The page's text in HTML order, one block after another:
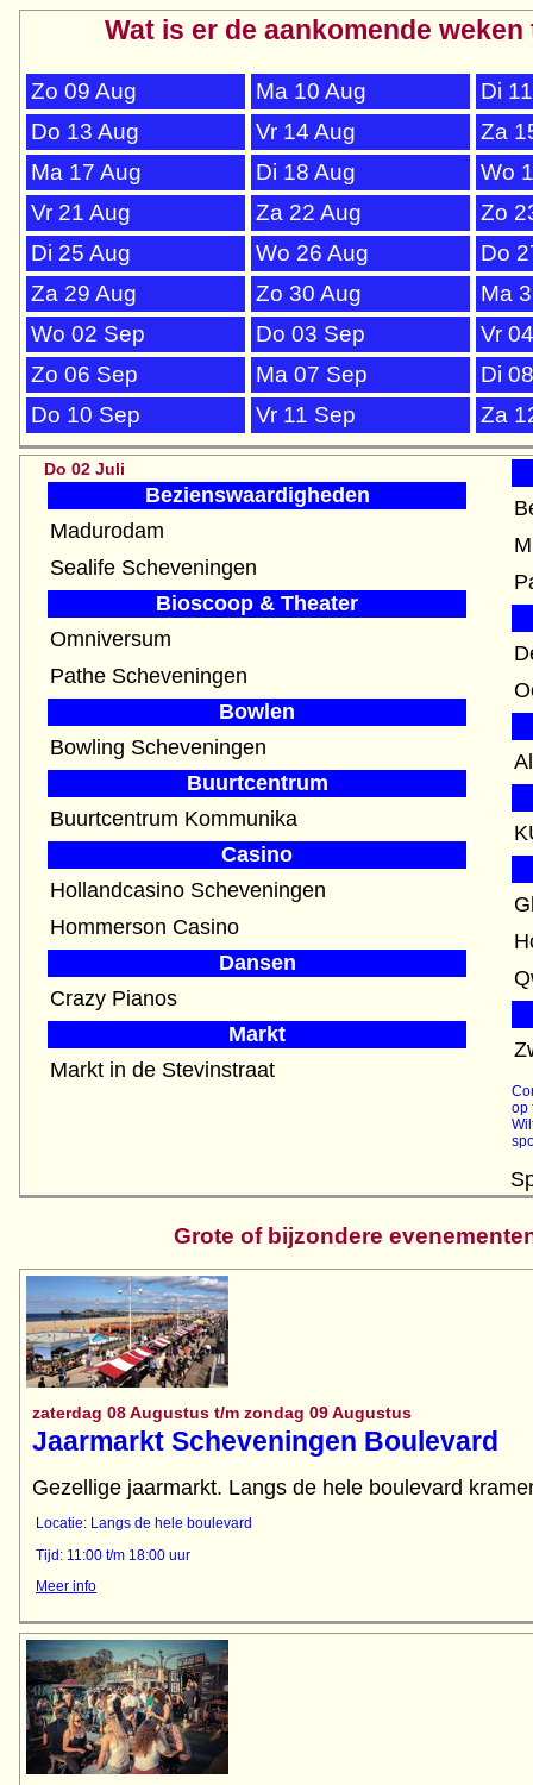
Wat is er de aankomende
Zo 09 Aug Ma 10 Aug
Di
Do 13 Aug
Vr 14 Aug
Za
Ma 17 Aug
Di 18 Aug
Wo
Vr 21 Aug
Za 22 Aug
Zo
Di 25 Aug
Wo 26 Aug
Do
Za 29 Aug
Zo 30 Aug
Ma
Wo 02 Sep
Do 03 Sep
Vr
Zo 06 Sep
Ma 07 Sep
Di
Do 10 Sep
Vr 11 Sep Za
Do 02 Juli
Bezienswaardigheden
Madurodam
Sealife Scheveningen
Bioscoop & Theater
Omniversum
Pathe Scheveningen
Bowlen
Bowling Scheveningen
Buurtcentrum
Buurtcentrum Kommunika
Casino
Hollandcasino Scheveningen
Hommerson Casino
Dansen
Crazy Pianos
Markt
Markt in de Stevinstraat
op
Grote of bijzondere
zaterdag 08 Augustus t/m zondag 09 Augustus
Jaarmarkt Scheveningen Boulevard
Gezellige jaarmarkt. Langs de hele boulevard
Locatie: Langs de hele boulevard
Tijd: 11:00 t/m 18:00 uur
Meer info